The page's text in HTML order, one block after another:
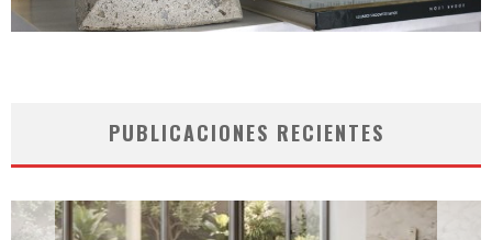
PUBLICACIONES RECIENTES